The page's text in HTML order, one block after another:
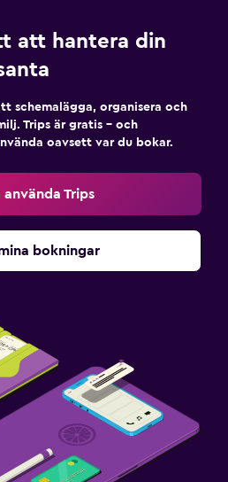
att hantera din
schemalägga, organisera och
Trips är gratis – och
oavsett var du bokar.
använda Trips
bokningar